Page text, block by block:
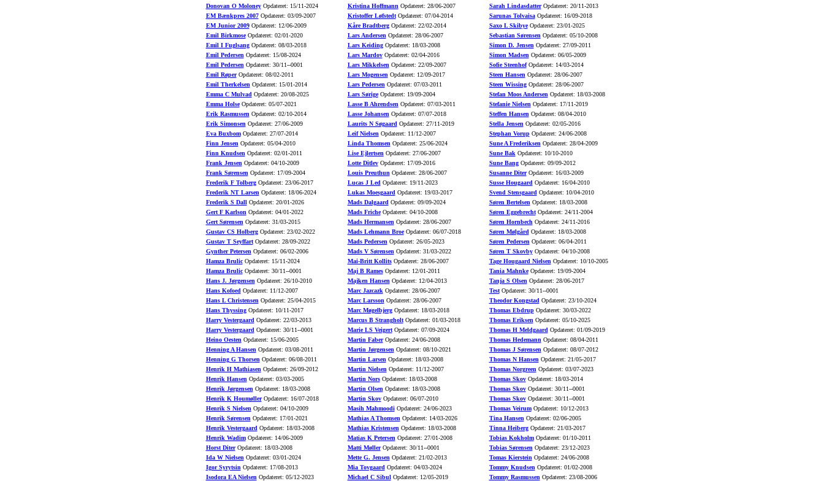
Donovan O MoloneyOpdateret: 15/11-2024
EM Bænkpres 2007Opdateret: 03/09-2007
EM Junior 2009Opdateret: 12/06-2009
Emil BirkmoseOpdateret: 02/01-2020
Emil I FuglsangOpdateret: 08/03-2018
Emil Pedersen Opdateret: 15/08-2024
Emil Pedersen Opdateret: 30/11--0001
Emil RøperOpdateret: 08/02-2011
Emil Therkelsen Opdateret: 15/01-2014
Emma C Mulvad Opdateret: 20/08-2025
Emma HolseOpdateret: 05/07-2021
Erik Rasmussen Opdateret: 02/10-2014
Erik Simonsen Opdateret: 27/06-2009
Eva BuxbomOpdateret: 27/07-2014
Finn Jensen Opdateret: 05/04-2010
Finn Knudsen Opdateret: 02/01-2011
Frank Jensen Opdateret: 04/10-2009
Frank Sørensen Opdateret: 17/09-2004
Frederik F TolbergOpdateret: 23/06-2017
Frederik NT Larsen Opdateret: 18/06-2024
Frederik S DallOpdateret: 20/01-2026
Gert F Karlson Opdateret: 04/01-2022
Gert Sørensen Opdateret: 31/03-2015
Gustav CS HolbergOpdateret: 23/02-2022
Gustav T SeyffartOpdateret: 28/09-2022
Gynther Petersen Opdateret: 06/02-2006
Hamza BrulicOpdateret: 15/11-2024
Hamza BrulicOpdateret: 30/11--0001
Hans J. Jørgensen Opdateret: 26/10-2010
Hans Kofoed Opdateret: 11/12-2007
Hans L Christensen Opdateret: 25/04-2015
Hans ThyssingOpdateret: 10/11-2017
Harry Vestergaard Opdateret: 22/03-2013
Harry Vestergaard Opdateret: 30/11--0001
Heino Oesten Opdateret: 15/06-2005
Henning A Hansen Opdateret: 03/08-2011
Henning G Thorsen Opdateret: 06/08-2011
Henrik H Mathiasen Opdateret: 26/09-2012
Henrik Hansen Opdateret: 03/03-2005
Henrik Jørgensen Opdateret: 18/03-2008
Henrik K HoumøllerOpdateret: 16/07-2018
Henrik S Nielsen Opdateret: 04/10-2009
Henrik Sørensen Opdateret: 17/01-2021
Henrik Vestergaard Opdateret: 18/03-2008
Henrik WadimOpdateret: 14/06-2009
Horst DiterOpdateret: 18/03-2008
Ida W Nielsen Opdateret: 03/01-2024
Igor Syrytsin Opdateret: 17/08-2013
Isodora EA Nielsen Opdateret: 05/12-2023
Kristina Hoffmann Opdateret: 28/06-2007
Kristoffer LøfstedtOpdateret: 07/04-2014
Kåre BradtbergOpdateret: 22/02-2014
Lars Andersen Opdateret: 28/06-2007
Lars KeidingOpdateret: 18/03-2008
Lars MardovOpdateret: 02/04-2016
Lars Mikkelsen Opdateret: 22/09-2007
Lars Mogensen Opdateret: 12/09-2017
Lars Pedersen Opdateret: 07/03-2011
Lars SørigeOpdateret: 19/09-2004
Lasse B Ahrendsen Opdateret: 07/03-2011
Lasse Johansen Opdateret: 07/07-2018
Laurits N Søgaard Opdateret: 27/11-2019
Leif Nielsen Opdateret: 11/12-2007
Linda Thomsen Opdateret: 25/06-2024
Lise Ejlertsen Opdateret: 27/06-2007
Lotte DitlevOpdateret: 17/09-2016
Louis Preuthun Opdateret: 28/06-2007
Lucas J Led Opdateret: 19/11-2023
Lukas Moesgaard Opdateret: 19/03-2017
Mads Dalgaard Opdateret: 09/09-2024
Mads FricheOpdateret: 04/10-2008
Mads Hermansen Opdateret: 28/06-2007
Mads Lehmann BroeOpdateret: 06/07-2018
Mads Pedersen Opdateret: 26/05-2023
Mads V Sørensen Opdateret: 31/03-2022
Mai-Britt KollitsOpdateret: 28/06-2007
Maj B RamesOpdateret: 12/01-2011
Majken Hansen Opdateret: 12/04-2013
Marc Jazcazk Opdateret: 28/06-2007
Marc Larsson Opdateret: 28/06-2007
Marc MøgelbjergOpdateret: 18/03-2018
Marcus B StrangholtOpdateret: 01/03-2018
Marie LS VeigertOpdateret: 07/09-2024
Martin FaberOpdateret: 24/06-2008
Martin Jørgensen Opdateret: 08/10-2021
Martin Larsen Opdateret: 18/03-2008
Martin Nielsen Opdateret: 11/12-2007
Martin NorsOpdateret: 18/03-2008
Martin Olsen Opdateret: 18/03-2008
Martin SkovOpdateret: 06/07-2010
Masih MahmoodiOpdateret: 24/06-2023
Mathias A Thomsen Opdateret: 14/03-2026
Mathias Kristensen Opdateret: 18/03-2008
Matias K Petersen Opdateret: 27/01-2008
Matti MøllerOpdateret: 30/11--0001
Mette G. Jensen Opdateret: 21/02-2013
Mia Tovgaard Opdateret: 04/03-2024
Michael C SibulOpdateret: 12/05-2019
Sarah LindasdatterOpdateret: 20/11-2013
Sarunas TolvaisaOpdateret: 16/09-2018
Saxo L SkibyeOpdateret: 23/01-2025
Sebastian Sørensen Opdateret: 05/10-2008
Simon D. Jensen Opdateret: 27/09-2011
Simon Madsen Opdateret: 06/05-2009
Sofie SteenhofOpdateret: 14/03-2014
Steen Hansen Opdateret: 28/06-2007
Steen WissingOpdateret: 28/06-2007
Stefan Moos Andersen Opdateret: 18/03-2008
Stefanie Nielsen Opdateret: 17/11-2019
Steffen Hansen Opdateret: 08/04-2010
Stella Jensen Opdateret: 02/05-2016
Stephan VorupOpdateret: 24/06-2008
Sune A Frederiksen Opdateret: 28/04-2009
Sune Bak Opdateret: 10/10-2010
Sune BangOpdateret: 09/09-2012
Susanne DiterOpdateret: 16/03-2009
Susse Hougaard Opdateret: 16/04-2010
Svend Stensgaard Opdateret: 10/04-2010
Søren Bertelsen Opdateret: 18/03-2008
Søren EggebrechtOpdateret: 24/11-2004
Søren Hornbech Opdateret: 24/11-2016
Søren Mølgård Opdateret: 18/03-2008
Søren Pedersen Opdateret: 06/04-2011
Søren T SkovbyOpdateret: 04/10-2008
Tage Hougaard Nielsen Opdateret: 10/10-2005
Tania MahnkeOpdateret: 19/09-2004
Tanja S Olsen Opdateret: 28/06-2017
TestOpdateret: 30/11--0001
Theodor Kongstad Opdateret: 23/10-2024
Thomas EbdrupOpdateret: 30/03-2022
Thomas Eriksen Opdateret: 05/10-2025
Thomas H Meldgaard Opdateret: 01/09-2019
Thomas Hedemann Opdateret: 08/04-2011
Thomas J Sørensen Opdateret: 08/07-2012
Thomas N Hansen Opdateret: 21/05-2017
Thomas Norgreen Opdateret: 03/07-2023
Thomas SkovOpdateret: 18/03-2014
Thomas SkovOpdateret: 30/11--0001
Thomas SkovOpdateret: 30/11--0001
Thomas VeirumOpdateret: 10/12-2013
Tina Hansen Opdateret: 02/06-2005
Tinna HeibergOpdateret: 21/03-2017
Tobias KokholmOpdateret: 01/10-2011
Tobias Sørensen Opdateret: 23/12-2023
Tomas Kierstein Opdateret: 24/06-2008
Tommy Knudsen Opdateret: 01/02-2008
Tommy Rasmussen Opdateret: 23/08-2006